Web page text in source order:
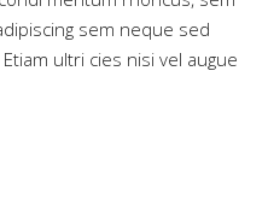
sem neque sed
ultri cies nisi vel augue